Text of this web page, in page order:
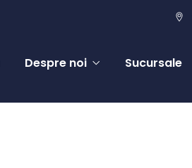
Despre noi Sucursale